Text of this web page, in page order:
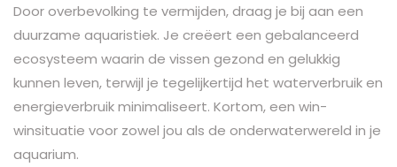
Door overbevolking te vermijden, draag je bij aan een
duurzame aquaristiek. Je creëert een gebalanceerd
ecosysteem waarin de vissen gezond en gelukkig
kunnen leven, terwijl je tegelijkertijd het waterverbruik en
energieverbruik minimaliseert. Kortom, een win-
winsituatie voor zowel jou als de onderwaterwereld in je
aquarium.